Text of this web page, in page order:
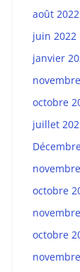
août 2022
juin 2022
janvier
octobre
juillet
octobre
octobre